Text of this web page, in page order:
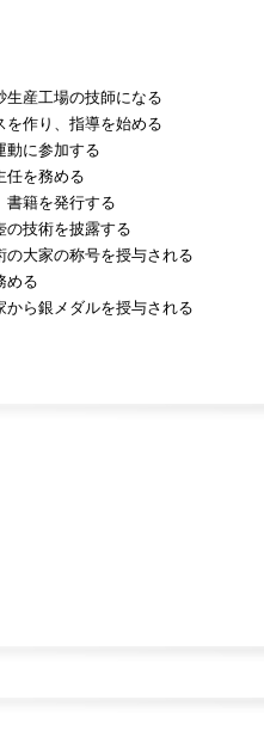
産工場の技師になる
作り、指導を始める
に参加する
を務める
籍を発行する
技術を披露する
大家の称号を授与される
める
ら銀メダルを授与される